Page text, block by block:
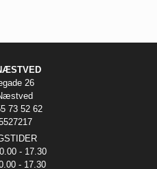
26
73 52 62
- 17.30
- 17.30